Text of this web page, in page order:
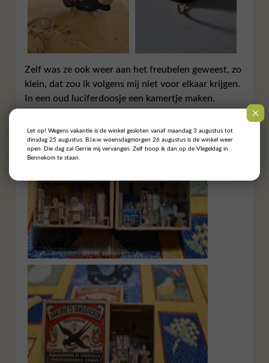
Zelf was ze ook weer aan het freubelen geweest, zo
klein, dat zou ik volgens mij niet voor elkaar krijgen.
In een oud luciferdoosje een kamertje maken.
Let op! Wegens vakantie is de winkel gesloten vanaf maandag 3 augustus tot
dinsdag 25 augustus. B.l.e.w woensdagmorgen 26 augustus is de winkel weer
open. Die dag zal Gerrie mij vervangen. Zelf hoop ik dan op de Vlegeldag in
Bennekom te staan.